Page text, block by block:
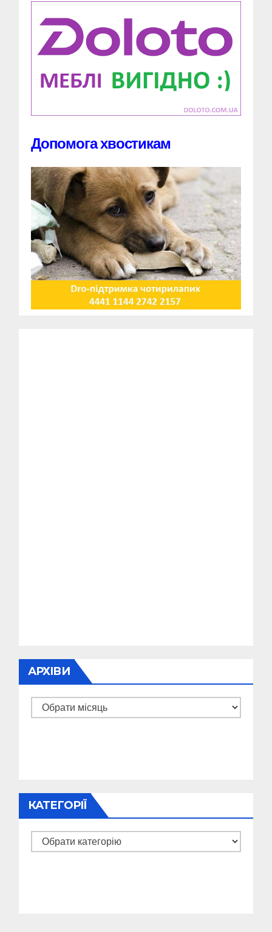
Допомога хвостикам
АРХІВИ
Архіви
КАТЕГОРІЇ
Категорії